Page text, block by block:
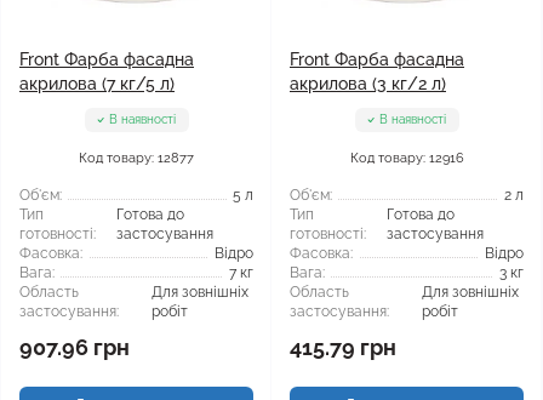
Front Фарба фасадна
акрилова (7 кг/5 л)
В наявності
Код товару: 12877
Об'єм:
5 л
Тип
готовності:
Готова до
застосування
Фасовка:
Відро
Вага:
7 кг
Область
застосування:
Для зовнішніх
робіт
907.96 грн
Front Фарба фасадна
акрилова (3 кг/2 л)
В наявності
Код товару: 12916
Об'єм:
2 л
Тип
готовності:
Готова до
застосування
Фасовка:
Відро
Вага:
3 кг
Область
застосування:
Для зовнішніх
робіт
415.79 грн